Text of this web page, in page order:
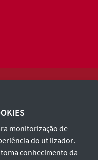
Política de Privacidade
monitorização de
do utilizador.
conhecimento da